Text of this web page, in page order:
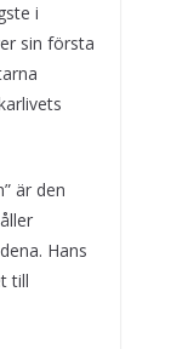
i
sin första
är den
Hans
till